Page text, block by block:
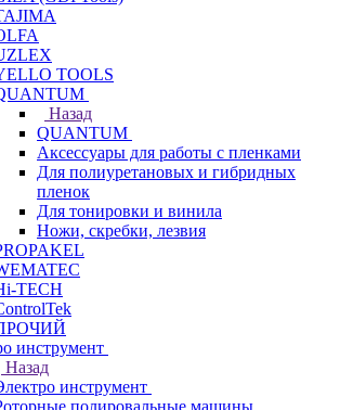
TOOLS
Назад
QUANTUM
Аксессуары для работы с пленками
Для полиуретановых и гибридных
пленок
Для тонировки и винила
Ножи, скребки, лезвия
TECH
инструмент
Назад
инструмент
полировальные машины